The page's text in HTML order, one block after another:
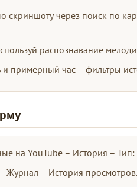
скриншоту через поиск по
распознавание
примерный час – фильтры
на YouTube – История –
– История просмотров.